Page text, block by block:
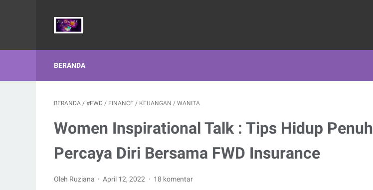
BERANDA
BERANDA / #FWD / FINANCE / KEUANGAN / WANITA
Women Inspirational Talk : Tips Hidup Penuh
Percaya Diri Bersama FWD Insurance
Oleh Ruziana April 12, 2022 18 komentar